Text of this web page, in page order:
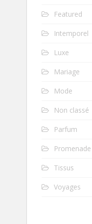
Featured
Intemporel
Luxe
Mariage
Mode
Non classé
Parfum
Tissus
Voyages